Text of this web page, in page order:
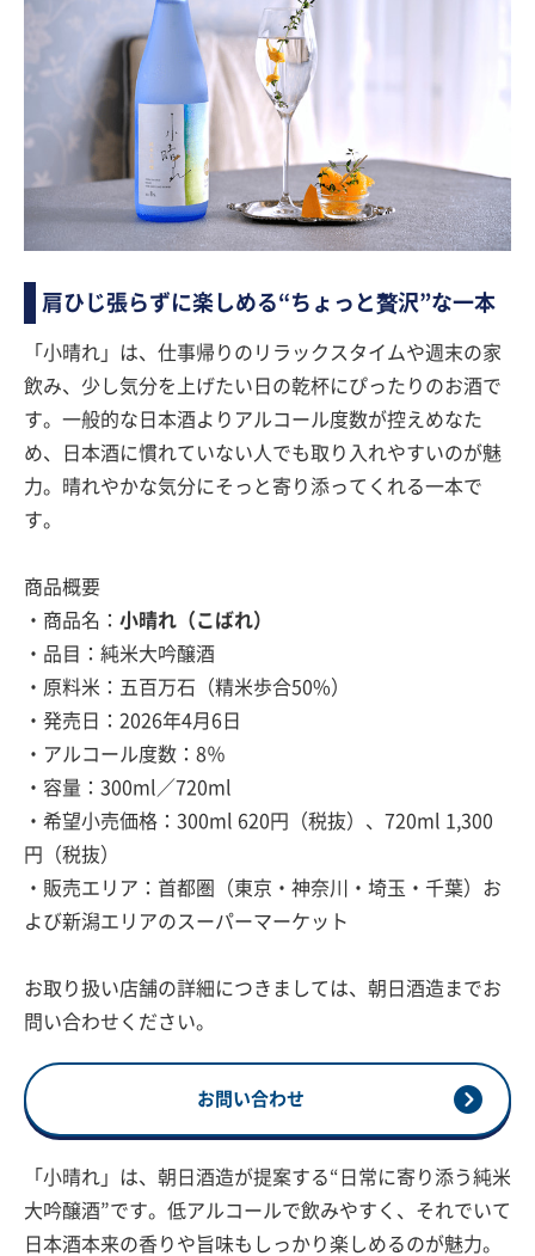
肩ひじ張らずに楽しめる“ちょっと贅沢”な一本
「小晴れ」は、仕事帰りのリラックスタイムや週末の家
飲み、少し気分を上げたい日の乾杯にぴったりのお酒で
す。一般的な日本酒よりアルコール度数が控えめなた
め、日本酒に慣れていない人でも取り入れやすいのが魅
力。晴れやかな気分にそっと寄り添ってくれる一本で
す。
商品概要
・商品名： 小晴れ（こばれ）
・品目：純米大吟醸酒
・原料米：五百万石（精米歩合50%）
・発売日：2026年4月6日
・アルコール度数：8％
・容量：300ml／720ml
・希望小売価格：300ml 620円（税抜）、720ml 1,300
円（税抜）
・販売エリア：首都圏（東京・神奈川・埼玉・千葉）お
よび新潟エリアのスーパーマーケット
お取り扱い店舗の詳細につきましては、朝日酒造までお
問い合わせください。
お問い合わせ
「小晴れ」は、朝日酒造が提案する“日常に寄り添う純米
大吟醸酒”です。低アルコールで飲みやすく、それでいて
日本酒本来の香りや旨味もしっかり楽しめるのが魅力。